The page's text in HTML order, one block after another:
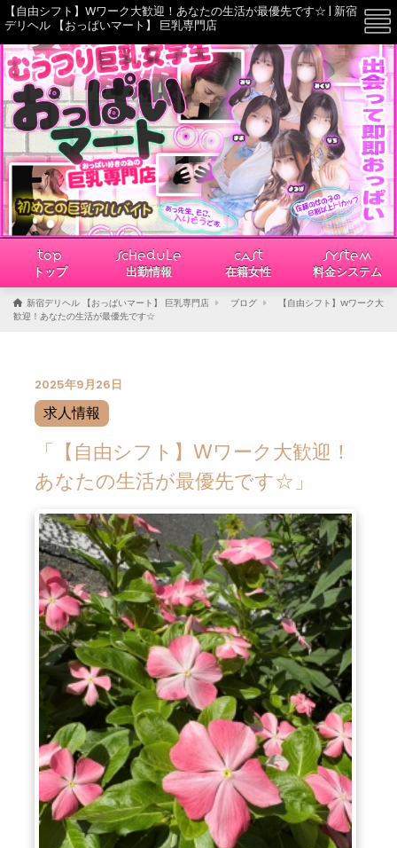
【自由シフト】Wワーク大歓迎！あなたの生活が最優先です☆ | 新宿
デリヘル 【おっぱいマート】 巨乳専門店
TOP
トップ
SCHEDULE
出勤情報
CAST
在籍女性
SYSTEM
料金システム
新宿デリヘル 【おっぱいマート】 巨乳専門店 ブログ
【自由シフト】Wワーク大
歓迎！あなたの生活が最優先です☆
2025年9月26日
求人情報
「【自由シフト】Wワーク大歓迎！
あなたの生活が最優先です☆」
☰